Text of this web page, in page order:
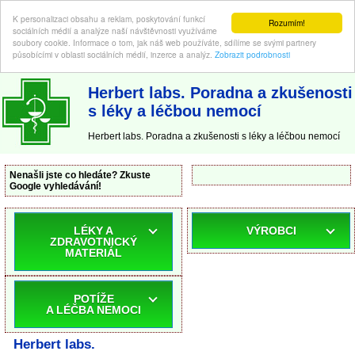
Rozumím!
K personalizaci obsahu a reklam, poskytování funkcí
sociálních médií a analýze naší návštěvnosti využíváme
soubory cookie. Informace o tom, jak náš web používáte, sdílíme se svými partnery
působícími v oblasti sociálních médií, inzerce a analýz. Zobrazit podrobnosti
ABC-LEKARNA.cz | Poradna a zkušenosti s léky a léčbou nemocí
Herbert labs. Poradna a zkušenosti
s léky a léčbou nemocí
Herbert labs. Poradna a zkušenosti s léky a léčbou nemocí
Nenašli jste co hledáte? Zkuste
Google vyhledávání!
LÉKY A
ZDRAVOTNICKÝ
MATERIÁL
POTÍŽE
A LÉČBA NEMOCI
VÝROBCI
Herbert labs.